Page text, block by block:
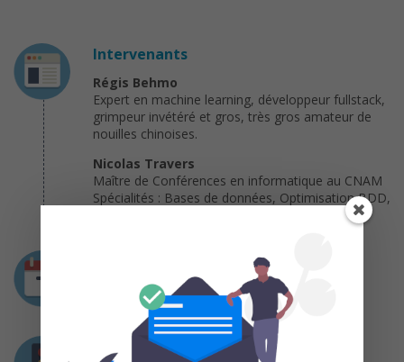
Intervenants
Régis Behmo
Expert en machine learning, développeur fullstack,
grimpeur invétéré et gros, très gros amateur de
nouilles chinoises.
Nicolas Travers
Maître de Conférences en informatique au CNAM
Spécialités : Bases de données, Optimisation BDD,
4 séquences
Prérequis